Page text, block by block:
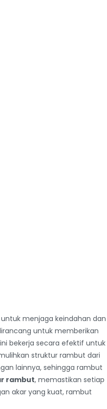
menjaga keindahan dan
untuk memberikan
bekerja secara efektif untuk
struktur rambut dari
lainnya, sehingga rambut
rambut, memastikan setiap
akar yang kuat, rambut